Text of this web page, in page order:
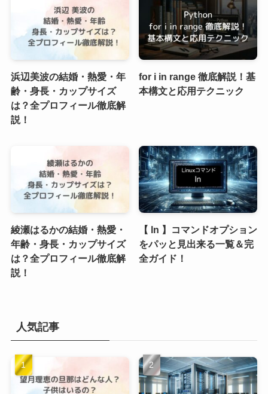
浜辺美波の結婚・熱愛・年
齢・身長・カップサイズ
は？全プロフィール徹底解
説！
for i in range 徹底解説！基
本構文と応用テクニック
綾瀬はるかの結婚・熱愛・
年齢・身長・カップサイズ
は？全プロフィール徹底解
説！
【 ln 】コマンドオプション
をパッと見出来る一覧＆完
全ガイド！
人気記事